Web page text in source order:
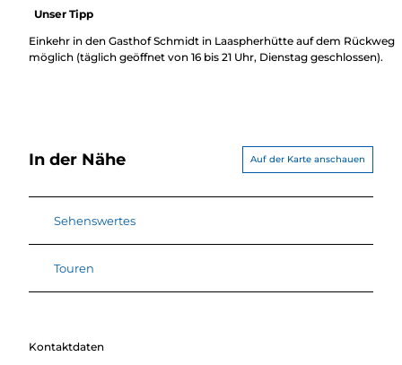
Unser Tipp
Einkehr in den Gasthof Schmidt in Laaspherhütte auf dem Rückweg
möglich (täglich geöffnet von 16 bis 21 Uhr, Dienstag geschlossen).
In der Nähe Auf der Karte anschauen
Sehenswertes
Touren
Kontaktdaten